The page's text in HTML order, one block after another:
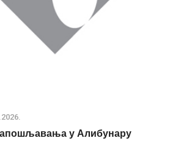
у Алибунару